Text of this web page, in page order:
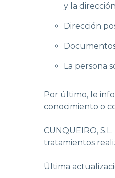
y la
Dirección
La persona
Por último, le
conocimiento o
CUNQUEIRO,
tratamientos
Última